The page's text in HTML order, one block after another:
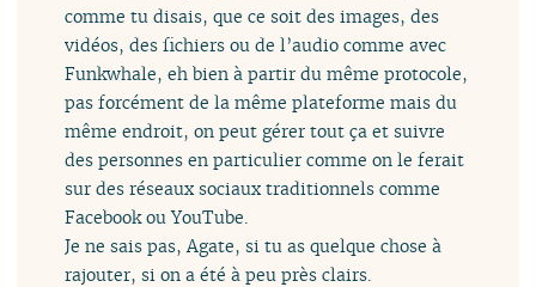
comme tu disais, que ce soit des images, des
vidéos, des fichiers ou de l’audio comme avec
Funkwhale, eh bien à partir du même protocole,
pas forcément de la même plateforme mais du
même endroit, on peut gérer tout ça et suivre
des personnes en particulier comme on le ferait
sur des réseaux sociaux traditionnels comme
Facebook ou YouTube.
Je ne sais pas, Agate, si tu as quelque chose à
rajouter, si on a été à peu près clairs.